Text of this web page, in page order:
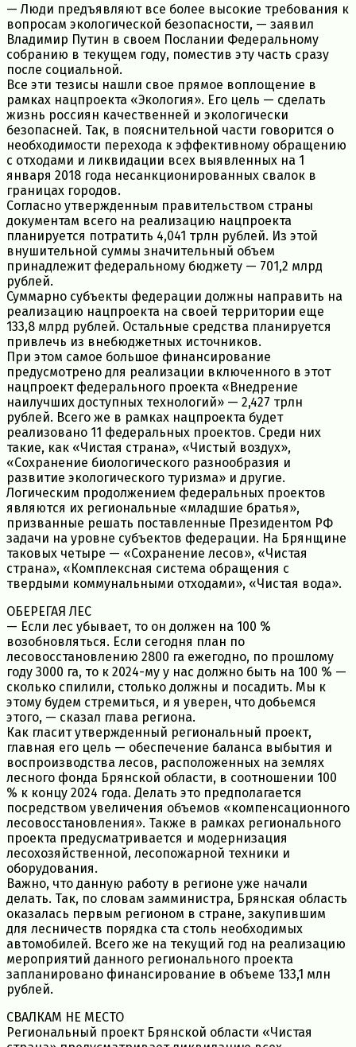
— Люди предъявляют все более высокие требования к
вопросам экологической безопасности, — заявил
Владимир Путин в своем Послании Федеральному
собранию в текущем году, поместив эту часть сразу
после социальной.
Все эти тезисы нашли свое прямое воплощение в
рамках нацпроекта «Экология». Его цель — сделать
жизнь россиян качественней и экологически
безопасней. Так, в пояснительной части говорится о
необходимости перехода к эффективному обращению
с отходами и ликвидации всех выявленных на 1
января 2018 года несанкционированных свалок в
границах городов.
Согласно утвержденным правительством страны
документам всего на реализацию нацпроекта
планируется потратить 4,041 трлн рублей. Из этой
внушительной суммы значительный объем
принадлежит федеральному бюджету — 701,2 млрд
рублей.
Суммарно субъекты федерации должны направить на
реализацию нацпроекта на своей территории еще
133,8 млрд рублей. Остальные средства планируется
привлечь из внебюджетных источников.
При этом самое большое финансирование
предусмотрено для реализации включенного в этот
нацпроект федерального проекта «Внедрение
наилучших доступных технологий» — 2,427 трлн
рублей. Всего же в рамках нацпроекта будет
реализовано 11 федеральных проектов. Среди них
такие, как «Чистая страна», «Чистый воздух»,
«Сохранение биологического разнообразия и
развитие экологического туризма» и другие.
Логическим продолжением федеральных проектов
являются их региональные «младшие братья»,
призванные решать поставленные Президентом РФ
задачи на уровне субъектов федерации. На Брянщине
таковых четыре — «Сохранение лесов», «Чистая
страна», «Комплексная система обращения с
твердыми коммунальными отходами», «Чистая вода».
ОБЕРЕГАЯ ЛЕС
— Если лес убывает, то он должен на 100 %
возобновляться. Если сегодня план по
лесовосстановлению 2800 га ежегодно, по прошлому
году 3000 га, то к 2024-му у нас должно быть на 100 % —
сколько спилили, столько должны и посадить. Мы к
этому будем стремиться, и я уверен, что добьемся
этого, — сказал глава региона.
Как гласит утвержденный региональный проект,
главная его цель — обеспечение баланса выбытия и
воспроизводства лесов, расположенных на землях
лесного фонда Брянской области, в соотношении 100
% к концу 2024 года. Делать это предполагается
посредством увеличения объемов «компенсационного
лесовосстановления». Также в рамках регионального
проекта предусматривается и модернизация
лесохозяйственной, лесопожарной техники и
оборудования.
Важно, что данную работу в регионе уже начали
делать. Так, по словам замминистра, Брянская область
оказалась первым регионом в стране, закупившим
для лесничеств порядка ста столь необходимых
автомобилей. Всего же на текущий год на реализацию
мероприятий данного регионального проекта
запланировано финансирование в объеме 133,1 млн
рублей.
СВАЛКАМ НЕ МЕСТО
Региональный проект Брянской области «Чистая